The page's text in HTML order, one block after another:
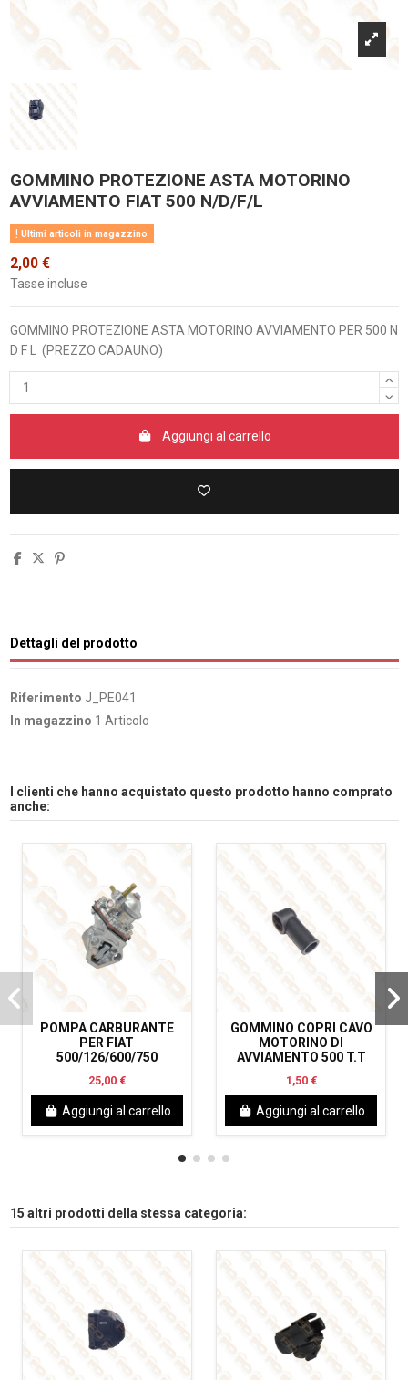
GOMMINO PROTEZIONE ASTA MOTORINO
AVVIAMENTO FIAT 500 N/D/F/L
Ultimi articoli in magazzino
2,00 €
Tasse incluse
GOMMINO PROTEZIONE ASTA MOTORINO AVVIAMENTO PER 500 N
D F L (PREZZO CADAUNO)
Aggiungi al carrello
Dettagli del prodotto
Riferimento J_PE041
In magazzino 1 Articolo
I clienti che hanno acquistato questo prodotto hanno comprato
anche:
POMPA CARBURANTE
PER FIAT
500/126/600/750
25,00 €
Aggiungi al carrello
GOMMINO COPRI CAVO
MOTORINO DI
AVVIAMENTO 500 T.T
1,50 €
Aggiungi al carrello
15 altri prodotti della stessa categoria: